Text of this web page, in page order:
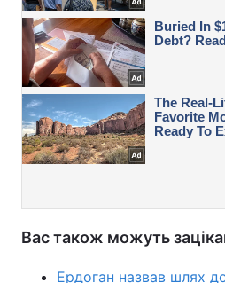
Вас також можуть
Ердоган назвав шлях